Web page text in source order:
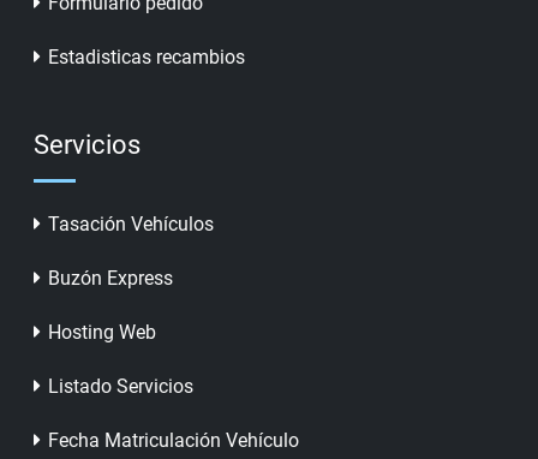
Estadisticas recambios
Servicios
Tasación Vehículos
Buzón Express
Hosting Web
Listado Servicios
Fecha Matriculación Vehículo